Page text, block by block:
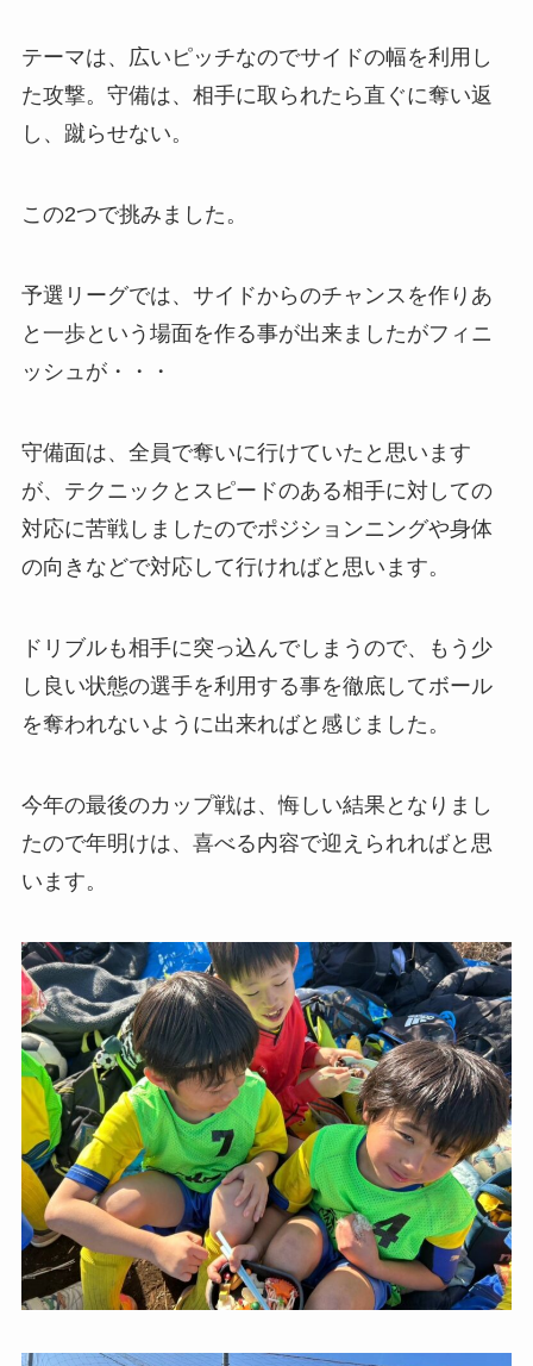
テーマは、広いピッチなのでサイドの幅を利用し
た攻撃。守備は、相手に取られたら直ぐに奪い返
し、蹴らせない。
この2つで挑みました。
予選リーグでは、サイドからのチャンスを作りあ
と一歩という場面を作る事が出来ましたがフィニ
ッシュが・・・
守備面は、全員で奪いに行けていたと思います
が、テクニックとスピードのある相手に対しての
対応に苦戦しましたのでポジションニングや身体
の向きなどで対応して行ければと思います。
ドリブルも相手に突っ込んでしまうので、もう少
し良い状態の選手を利用する事を徹底してボール
を奪われないように出来ればと感じました。
今年の最後のカップ戦は、悔しい結果となりまし
たので年明けは、喜べる内容で迎えられればと思
います。